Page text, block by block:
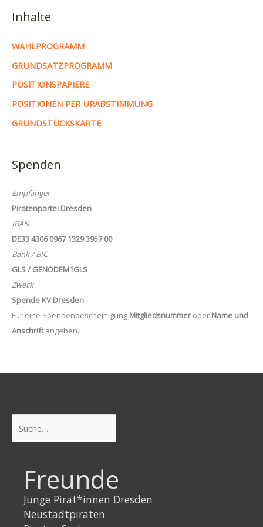
Inhalte
WAHLPROGRAMM
GRUNDSATZPROGRAMM
POSITIONSPAPIERE
POSITIONEN PER URABSTIMMUNG
GRUNDSTÜCKSKARTE
Spenden
Empfänger
Piratenpartei Dresden
IBAN
DE33 4306 0967 1329 3957 00
Bank / BIC
GLS / GENODEM1GLS
Zweck
Spende KV Dresden
Für eine Spendenbescheinigung Mitgliedsnummeroder Name und
Anschriftangeben.
Freunde
Junge Pirat*innen Dresden
Neustadtpiraten